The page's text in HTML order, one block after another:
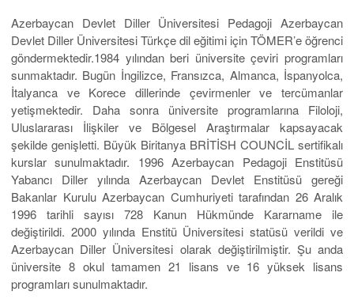
Azerbaycan Devlet Diller Üniversitesi Pedagoji Azerbaycan
Devlet Diller Üniversitesi Türkçe dil eğitimi için TÖMER’e öğrenci
göndermektedir.1984 yılından beri üniversite çeviri programları
sunmaktadır. Bugün İngilizce, Fransızca, Almanca, İspanyolca,
İtalyanca ve Korece dillerinde çevirmenler ve tercümanlar
yetişmektedir. Daha sonra üniversite programlarına Filoloji,
Uluslararası İlişkiler ve Bölgesel Araştırmalar kapsayacak
şekilde genişletti. Büyük Biritanya BRİTİSH COUNCİL sertifikalı
kurslar sunulmaktadır. 1996 Azerbaycan Pedagoji Enstitüsü
Yabancı Diller yılında Azerbaycan Devlet Enstitüsü gereği
Bakanlar Kurulu Azerbaycan Cumhuriyeti tarafından 26 Aralık
1996 tarihli sayısı 728 Kanun Hükmünde Kararname ile
değiştirildi. 2000 yılında Enstitü Üniversitesi statüsü verildi ve
Azerbaycan Diller Üniversitesi olarak değiştirilmiştir. Şu anda
üniversite 8 okul tamamen 21 lisans ve 16 yüksek lisans
programları sunulmaktadır.